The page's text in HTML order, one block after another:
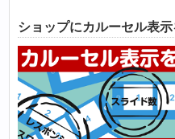
ショップにカルーセル表示